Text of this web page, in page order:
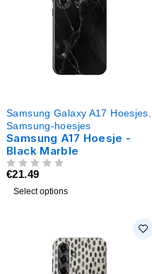
Samsung Galaxy A17 Hoesjes
Samsung-hoesjes
Samsung A17 Hoesje -
Black Marble
€21.49
Select options